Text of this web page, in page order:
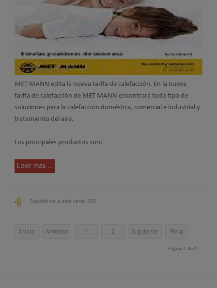
MET MANN edita la nueva tarifa de calefacción. En la nueva
tarifa de calefacción de MET MANN encontrará todo tipo de
soluciones para la calefacción doméstica, comercial e industrial y
tratamiento del aire.
Los principales productos son:
Leer más ...
Suscribirse a este canal RSS
Inicio Anterior 1 2 Siguiente Final
Página 1 de 2